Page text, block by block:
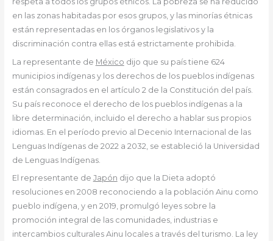
en las zonas habitadas por esos grupos, y las minorías étnicas
están representadas en los órganos legislativos y la
discriminación contra ellas está estrictamente prohibida.
La representante de México dijo que su país tiene 624
municipios indígenas y los derechos de los pueblos indígenas
están consagrados en el artículo 2 de la Constitución del país.
Su país reconoce el derecho de los pueblos indígenas a la
libre determinación, incluido el derecho a hablar sus propios
idiomas. En el período previo al Decenio Internacional de las
Lenguas Indígenas de 2022 a 2032, se estableció la Universidad
de Lenguas Indígenas.
El representante de Japón dijo que la Dieta adoptó
resoluciones en 2008 reconociendo a la población Ainu como
pueblo indígena, y en 2019, promulgó leyes sobre la
promoción integral de las comunidades, industrias e
intercambios culturales Ainu locales a través del turismo. La ley